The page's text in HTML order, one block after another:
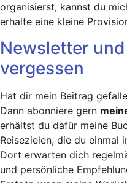
organisierst, kannst du
erhalte eine kleine
Newsletter
vergessen
Hat dir mein Beitrag
Dann abonniere gern
erhältst du dafür meine
Reisezielen, die du einmal
Dort erwarten dich
und persönliche